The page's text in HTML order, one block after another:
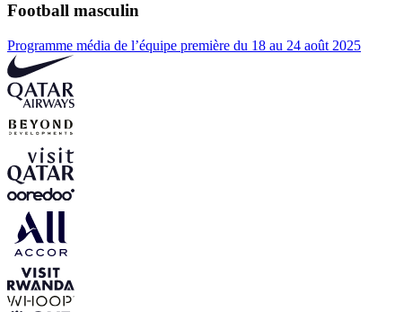
Football masculin
Programme média de l’équipe première du 18 au 24 août 2025